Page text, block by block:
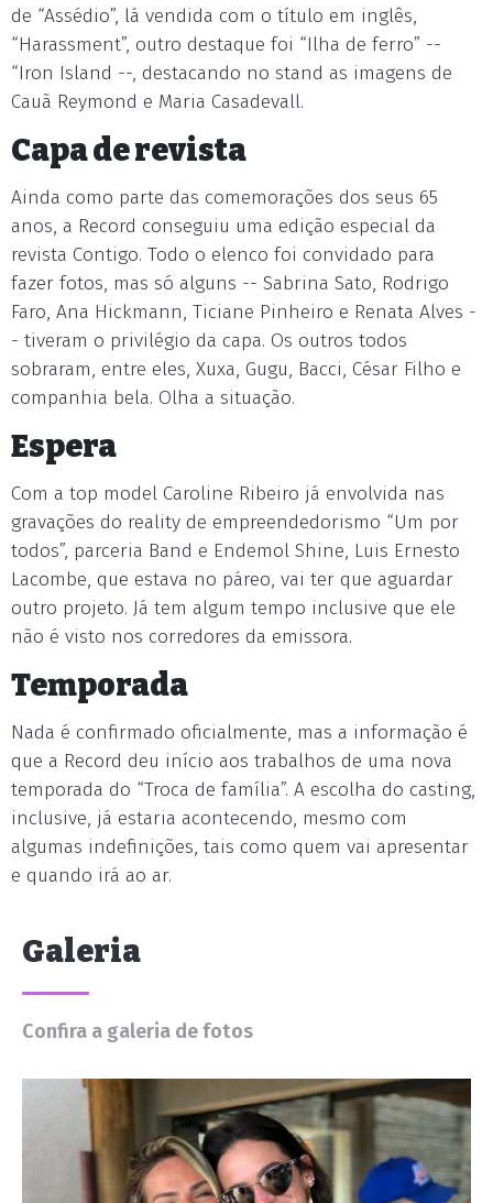
de “Assédio”, lá vendida com o título em inglês,
“Harassment”, outro destaque foi “Ilha de ferro” --
“Iron Island --, destacando no stand as imagens de
Cauã Reymond e Maria Casadevall.
Capa de revista
Ainda como parte das comemorações dos seus 65
anos, a Record conseguiu uma edição especial da
revista Contigo. Todo o elenco foi convidado para
fazer fotos, mas só alguns -- Sabrina Sato, Rodrigo
Faro, Ana Hickmann, Ticiane Pinheiro e Renata Alves -
- tiveram o privilégio da capa. Os outros todos
sobraram, entre eles, Xuxa, Gugu, Bacci, César Filho e
companhia bela. Olha a situação.
Espera
Com a top model Caroline Ribeiro já envolvida nas
gravações do reality de empreendedorismo “Um por
todos”, parceria Band e Endemol Shine, Luis Ernesto
Lacombe, que estava no páreo, vai ter que aguardar
outro projeto. Já tem algum tempo inclusive que ele
não é visto nos corredores da emissora.
Temporada
Nada é confirmado oficialmente, mas a informação é
que a Record deu início aos trabalhos de uma nova
temporada do “Troca de família”. A escolha do casting,
inclusive, já estaria acontecendo, mesmo com
algumas indefinições, tais como quem vai apresentar
e quando irá ao ar.
Galeria
Confira a galeria de fotos